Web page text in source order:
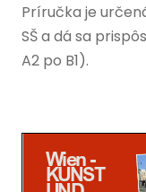
Príručka je
SŠ a dá sa
A2 po B1).